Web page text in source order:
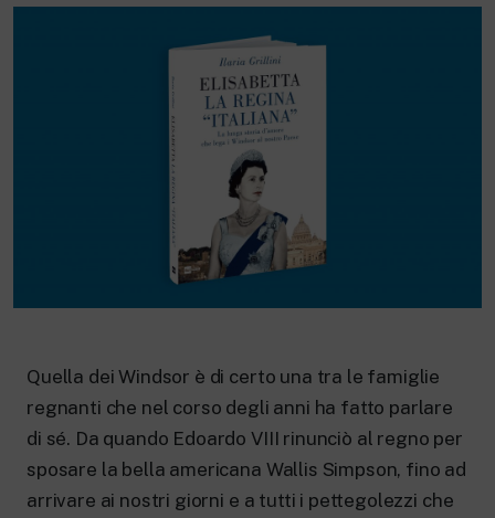
Quella dei Windsor è di certo una tra le famiglie
regnanti che nel corso degli anni ha fatto parlare
di sé. Da quando Edoardo VIII rinunciò al regno per
sposare la bella americana Wallis Simpson, fino ad
arrivare ai nostri giorni e a tutti i pettegolezzi che